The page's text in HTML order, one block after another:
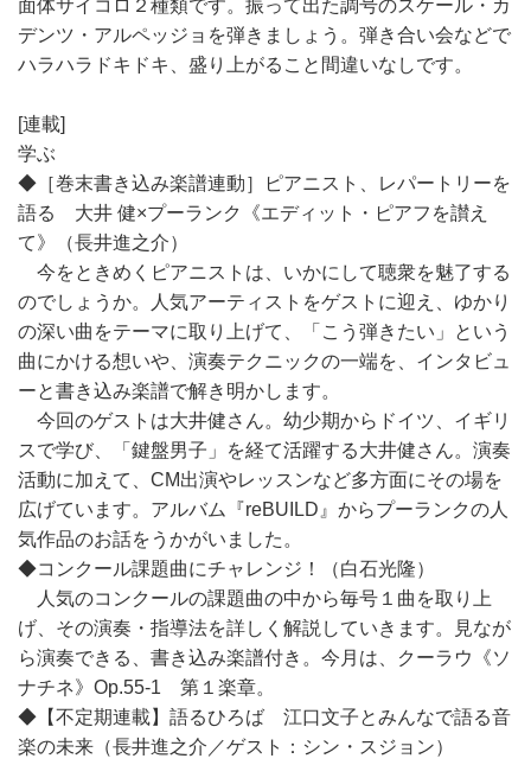
面体サイコロ２種類です。振って出た調号のスケール・カ
デンツ・アルペッジョを弾きましょう。弾き合い会などで
ハラハラドキドキ、盛り上がること間違いなしです。
[連載]
学ぶ
◆［巻末書き込み楽譜連動］ピアニスト、レパートリーを
語る 大井 健×プーランク《エディット・ピアフを讃え
て》（長井進之介）
今をときめくピアニストは、いかにして聴衆を魅了する
のでしょうか。人気アーティストをゲストに迎え、ゆかり
の深い曲をテーマに取り上げて、「こう弾きたい」という
曲にかける想いや、演奏テクニックの一端を、インタビュ
ーと書き込み楽譜で解き明かします。
今回のゲストは大井健さん。幼少期からドイツ、イギリ
スで学び、「鍵盤男子」を経て活躍する大井健さん。演奏
活動に加えて、CM出演やレッスンなど多方面にその場を
広げています。アルバム『reBUILD』からプーランクの人
気作品のお話をうかがいました。
◆コンクール課題曲にチャレンジ！（白石光隆）
人気のコンクールの課題曲の中から毎号１曲を取り上
げ、その演奏・指導法を詳しく解説していきます。見なが
ら演奏できる、書き込み楽譜付き。今月は、クーラウ《ソ
ナチネ》Op.55-1 第１楽章。
◆【不定期連載】語るひろば 江口文子とみんなで語る音
楽の未来（長井進之介／ゲスト：シン・スジョン）